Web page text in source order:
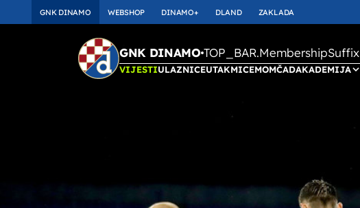
GNK DINAMO WEBSHOP DINAMO+ DLAND ZAKLADA
GNK DINAMO TOP_BAR.MembershipSuffix
VIJESTIULAZNICEUTAKMICEMOMČADAKADEMIJA